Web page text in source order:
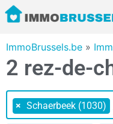
ImmoBrussels.be »
2 rez-de-
× Schaerbeek (1030)